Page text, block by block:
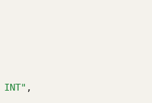
INT" ,